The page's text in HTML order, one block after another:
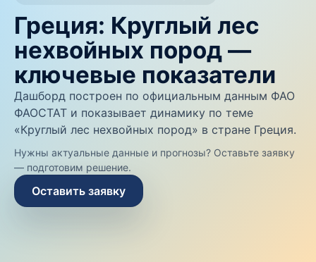
Греция: Круглый лес
нехвойных пород —
ключевые показатели
Дашборд построен по официальным данным ФАО
ФАОСТАТ и показывает динамику по теме
«Круглый лес нехвойных пород» в стране Греция.
Нужны актуальные данные и прогнозы? Оставьте заявку
— подготовим решение.
Оставить заявку